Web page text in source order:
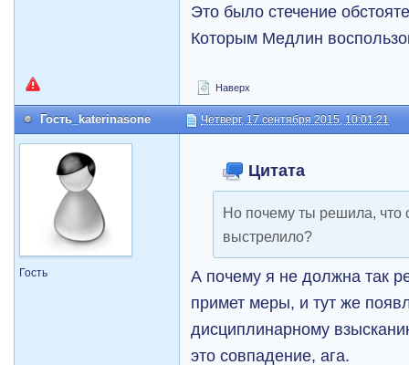
Это было стечение
Которым Медлин
Наверх
Гость_katerinasone Четверг, 17 сентября 2015, 10:01:21
Гость
Цитата
Но почему ты решила, что
выстрелило?
А почему я не должна так
примет меры, и тут же
дисциплинарному
это совпадение, ага.